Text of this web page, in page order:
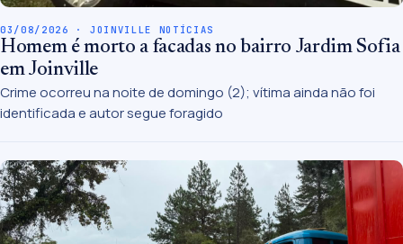
03/08/2026 · JOINVILLE NOTÍCIAS
Homem é morto a facadas no bairro Jardim Sofia
em Joinville
Crime ocorreu na noite de domingo (2); vítima ainda não foi
identificada e autor segue foragido